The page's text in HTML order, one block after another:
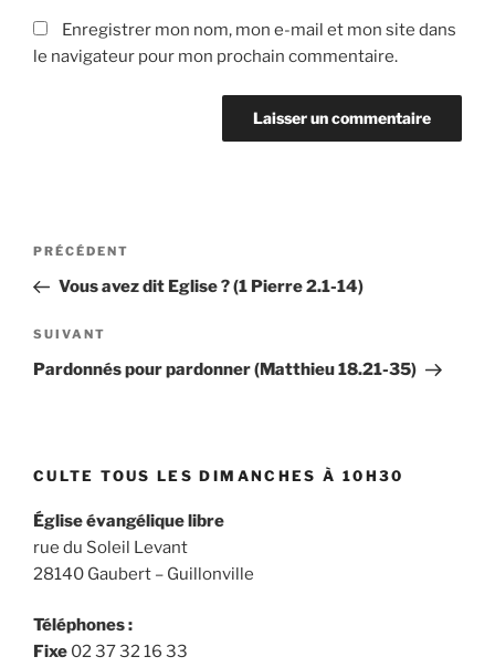
Enregistrer mon nom, mon e-mail et mon site dans
le navigateur pour mon prochain commentaire.
Navigation
l’article
Article
précédent
PRÉCÉDENT
Vous avez dit Eglise ? (1 Pierre 2.1-14)
Article
suivant
SUIVANT
Pardonnés pour pardonner (Matthieu 18.21-35)
CULTE TOUS LES DIMANCHES À 10H30
Église évangélique libre
rue du Soleil Levant
28140 Gaubert – Guillonville
Téléphones :
Fixe 02 37 32 16 33